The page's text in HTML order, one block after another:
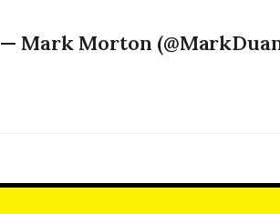
— Mark Morton